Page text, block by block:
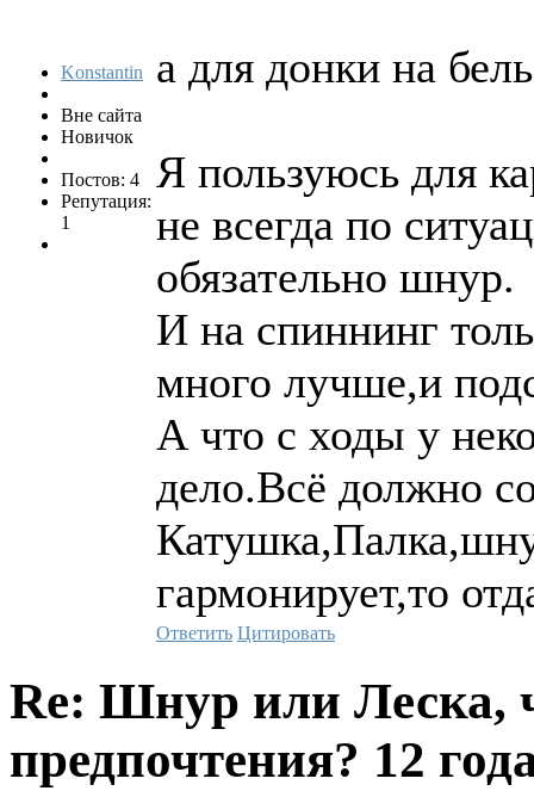
Konstantin
Вне сайта
Новичок
Постов: 4
Репутация:
1
а для донки на
Я пользуюсь для
не всегда по
обязательно шнур.
И на спиннинг
много лучше,и
А что с ходы у
дело.Всё должно
гармонирует,то
Ответить Цитировать
Re: Шнур или Леска,
предпочтения? 12